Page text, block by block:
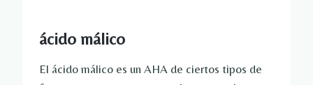
ácido málico
El ácido málico es un AHA de ciertos tipos de